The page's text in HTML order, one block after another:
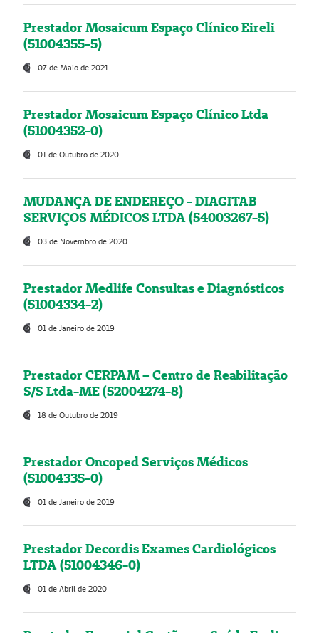
Prestador Mosaicum Espaço Clínico Eireli
(51004355-5)
07 de Maio de 2021
Prestador Mosaicum Espaço Clínico Ltda
(51004352-0)
01 de Outubro de 2020
MUDANÇA DE ENDEREÇO - DIAGITAB
SERVIÇOS MÉDICOS LTDA (54003267-5)
03 de Novembro de 2020
Prestador Medlife Consultas e Diagnósticos
(51004334-2)
01 de Janeiro de 2019
Prestador CERPAM – Centro de Reabilitação
S/S Ltda-ME (52004274-8)
18 de Outubro de 2019
Prestador Oncoped Serviços Médicos
(51004335-0)
01 de Janeiro de 2019
Prestador Decordis Exames Cardiológicos
LTDA (51004346-0)
01 de Abril de 2020